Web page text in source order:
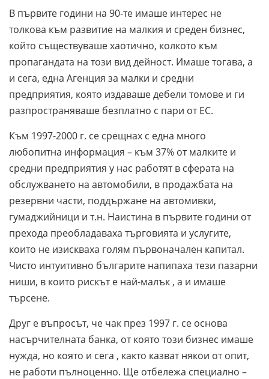
В първите години на 90-те имаше интерес не
толкова към развитие на малкия и среден бизнес,
който съществуваше хаотично, колкото към
пропагандата на този вид дейност. Имаше тогава, а
и сега, една Агенция за малки и средни
предприятия, която издаваше дебели томове и ги
разпространяваше безплатно с пари от ЕС.
Към 1997-2000 г. се срещнах с една много
любопитна информация – към 37% от малките и
средни предприятия у нас работят в сферата на
обслужването на автомобили, в продажбата на
резервни части, поддържане на автомивки,
гумаджийници и т.н. Наистина в първите години от
прехода преобладаваха търговията и услугите,
които не изискваха голям първоначален капитал.
Чисто интуитивно българите напипаха тези пазарни
ниши, в които рискът е най-малък , а и имаше
търсене.
Друг е въпросът, че чак през 1997 г. се основа
насърчителната банка, от която този бизнес имаше
нужда, но която и сега , както казват някои от опит,
не работи пълноценно. Ще отбележа специално –